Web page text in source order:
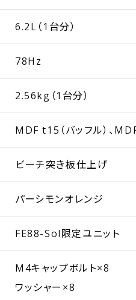
6.2L（1台分）
78Hz
2.56kg（1台分）
MDF t15（バッフル）、
ビーチ突き板仕上げ
パーシモンオレンジ
FE88-Sol限定ユニット
M4キャップボルト×8
ワッシャー×8